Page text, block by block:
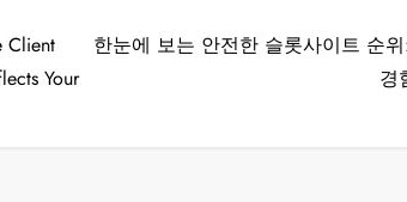
Client
Your
한눈에 보는 안전한 슬롯사이트 순
경